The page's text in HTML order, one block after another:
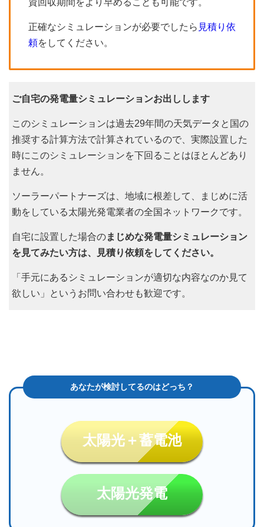
資回収期間をより早めることも可能です。
正確なシミュレーションが必要でしたら 見積り依
頼をしてください。
ご自宅の発電量シミュレーションお出しします
このシミュレーションは過去29年間の天気データと国の
推奨する計算方法で計算されているので、実際設置した
時にこのシミュレーションを下回ることはほとんどあり
ません。
ソーラーパートナーズは、地域に根差して、まじめに活
動をしている太陽光発電業者の全国ネットワークです。
自宅に設置した場合のまじめな発電量シミュレーション
を見てみたい方は、見積り依頼をしてください。
「手元にあるシミュレーションが適切な内容なのか見て
欲しい」というお問い合わせも歓迎です。
太陽光＋蓄電池
太陽光発電